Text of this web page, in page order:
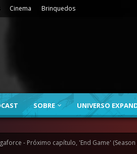
Cinema Brinquedos
SOBRE UNIVERSO
- Próximo capítulo, 'End Game' (Season